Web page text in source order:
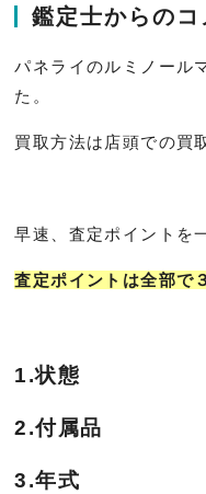
鑑定士からのコ
パネライのルミノール
た。
買取方法は店頭での買
早速、査定ポイントを
査定ポイントは全部で
1.状態
2.付属品
3.年式